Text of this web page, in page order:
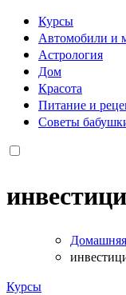
Курсы
Автомобили и
Астрология
Дом
Красота
Питание и
Советы
Домашняя
Курсы